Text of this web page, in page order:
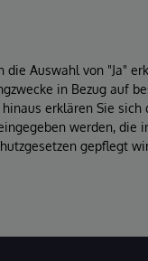
die Auswahl von "Ja"
in Bezug auf
hinaus erklären Sie
werden, die
gepflegt